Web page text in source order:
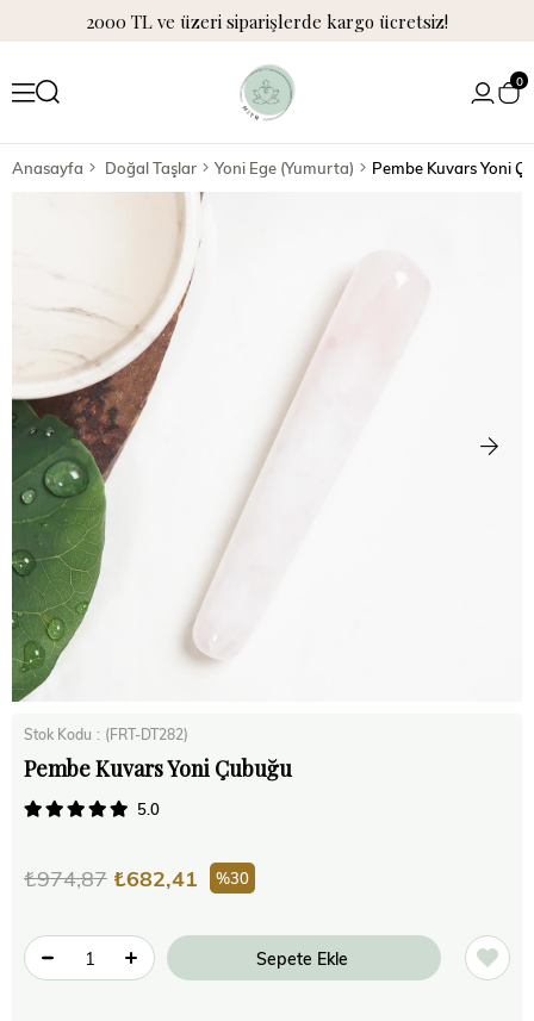
2000 TL ve üzeri siparişlerde kargo ücretsiz!
0
Anasayfa Doğal Taşlar Yoni Ege (Yumurta) Pembe Kuvars Yoni
Stok Kodu (FRT-DT282)
Pembe Kuvars Yoni Çubuğu
5.0
₺974,87 ₺682,41 30